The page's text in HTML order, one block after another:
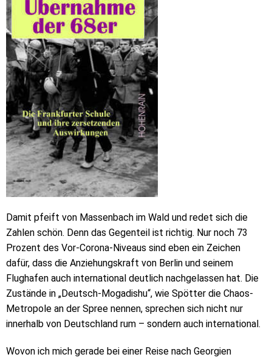
Damit pfeift von Massenbach im Wald und redet sich die
Zahlen schön. Denn das Gegenteil ist richtig. Nur noch 73
Prozent des Vor-Corona-Niveaus sind eben ein Zeichen
dafür, dass die Anziehungskraft von Berlin und seinem
Flughafen auch international deutlich nachgelassen hat. Die
Zustände in „Deutsch-Mogadishu“, wie Spötter die Chaos-
Metropole an der Spree nennen, sprechen sich nicht nur
innerhalb von Deutschland rum – sondern auch international.
Wovon ich mich gerade bei einer Reise nach Georgien